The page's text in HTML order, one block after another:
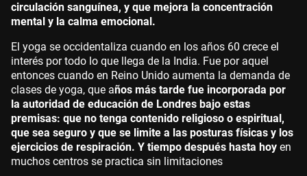
circulación sanguínea, y que mejora la concentración
mental y la calma emocional.
El yoga se occidentaliza cuando en los años 60 crece el
interés por todo lo que llega de la India. Fue por aquel
entonces cuando en Reino Unido aumenta la demanda de
clases de yoga, que años más tarde fue incorporada por
la autoridad de educación de Londres bajo estas
premisas: que no tenga contenido religioso o espiritual,
que sea seguro y que se limite a las posturas físicas y los
ejercicios de respiración. Y tiempo después hasta hoy en
muchos centros se practica sin limitaciones